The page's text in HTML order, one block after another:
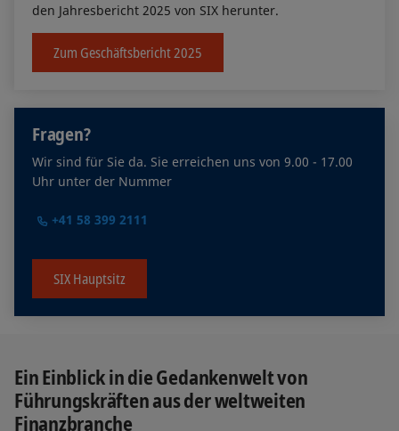
den Jahresbericht 2025 von SIX herunter.
Zum Geschäftsbericht 2025
Fragen?
Wir sind für Sie da. Sie erreichen uns von 9.00 - 17.00
Uhr unter der Nummer
+41 58 399 2111
SIX Hauptsitz
Ein Einblick in die Gedankenwelt von
Führungskräften aus der weltweiten
Finanzbranche